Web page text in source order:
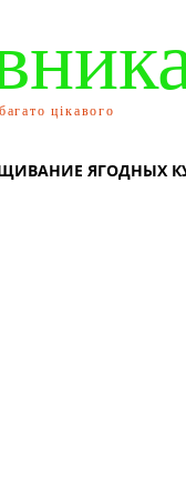
цікавого
ЯГОДНЫХ